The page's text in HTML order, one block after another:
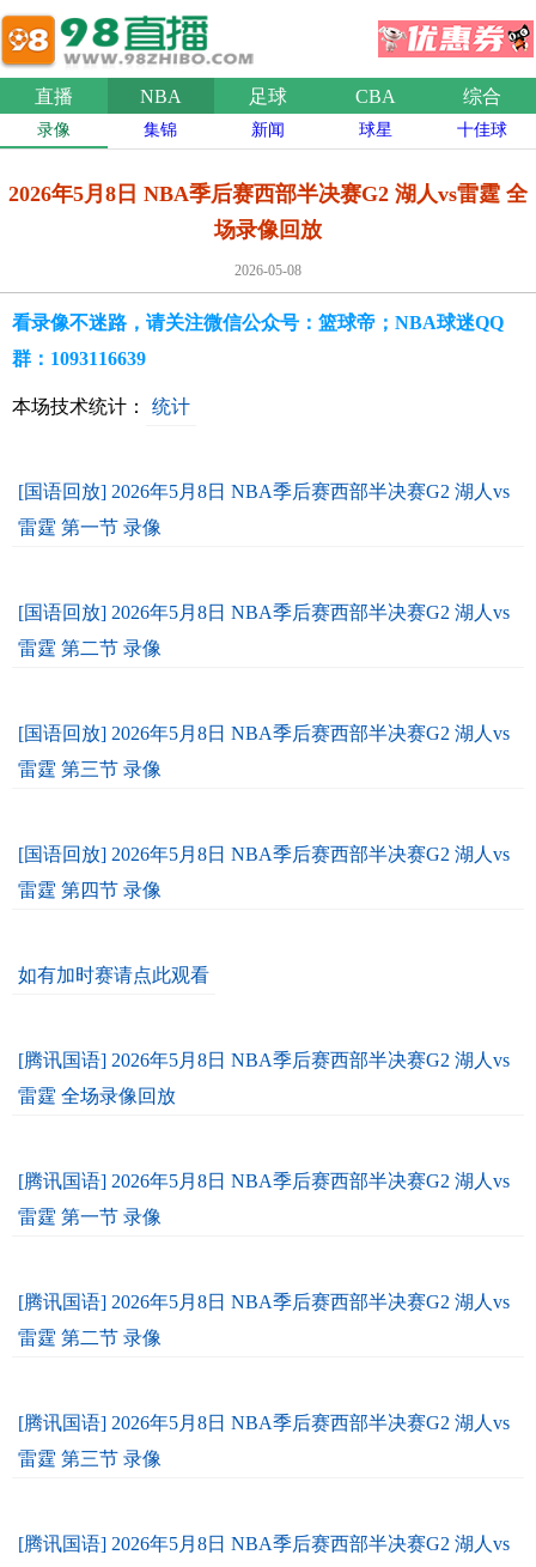
直播 NBA 足球 CBA 综合
录像 集锦 新闻 球星 十佳球
2026年5月8日 NBA季后赛西部半决赛G2 湖人vs雷霆 全
场录像回放
2026-05-08
看录像不迷路，请关注微信公众号：篮球帝；NBA球迷QQ
群：1093116639
本场技术统计： 统计
[国语回放] 2026年5月8日 NBA季后赛西部半决赛G2 湖人vs
雷霆 第一节 录像
[国语回放] 2026年5月8日 NBA季后赛西部半决赛G2 湖人vs
雷霆 第二节 录像
[国语回放] 2026年5月8日 NBA季后赛西部半决赛G2 湖人vs
雷霆 第三节 录像
[国语回放] 2026年5月8日 NBA季后赛西部半决赛G2 湖人vs
雷霆 第四节 录像
如有加时赛请点此观看
[腾讯国语] 2026年5月8日 NBA季后赛西部半决赛G2 湖人vs
雷霆 全场录像回放
[腾讯国语] 2026年5月8日 NBA季后赛西部半决赛G2 湖人vs
雷霆 第一节 录像
[腾讯国语] 2026年5月8日 NBA季后赛西部半决赛G2 湖人vs
雷霆 第二节 录像
[腾讯国语] 2026年5月8日 NBA季后赛西部半决赛G2 湖人vs
雷霆 第三节 录像
[腾讯国语] 2026年5月8日 NBA季后赛西部半决赛G2 湖人vs